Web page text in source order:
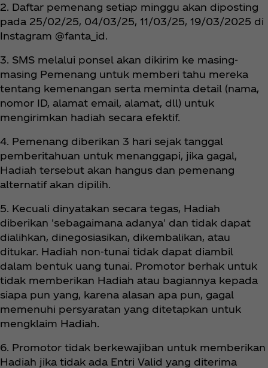
2. Daftar pemenang setiap minggu akan diposting
pada 25/02/25, 04/03/25, 11/03/25, 19/03/2025 di
Instagram @fanta_id.
3. SMS melalui ponsel akan dikirim ke masing-
masing Pemenang untuk memberi tahu mereka
tentang kemenangan serta meminta detail (nama,
nomor ID, alamat email, alamat, dll) untuk
mengirimkan hadiah secara efektif.
4. Pemenang diberikan 3 hari sejak tanggal
pemberitahuan untuk menanggapi, jika gagal,
Hadiah tersebut akan hangus dan pemenang
alternatif akan dipilih.
5. Kecuali dinyatakan secara tegas, Hadiah
diberikan 'sebagaimana adanya' dan tidak dapat
dialihkan, dinegosiasikan, dikembalikan, atau
ditukar. Hadiah non-tunai tidak dapat diambil
dalam bentuk uang tunai. Promotor berhak untuk
tidak memberikan Hadiah atau bagiannya kepada
siapa pun yang, karena alasan apa pun, gagal
memenuhi persyaratan yang ditetapkan untuk
mengklaim Hadiah.
6. Promotor tidak berkewajiban untuk memberikan
Hadiah jika tidak ada Entri Valid yang diterima